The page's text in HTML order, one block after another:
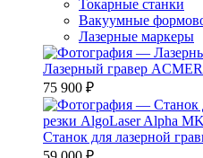
Токарные станки
Вакуумные
Лазерные маркеры
Лазерный гравер
75 900 ₽
Станок для лазерной